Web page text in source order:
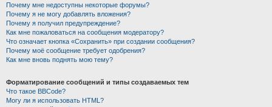
Почему мне недоступны некоторые форумы?
Почему я не могу добавлять вложения?
Почему я получил предупреждение?
Как мне пожаловаться на сообщения модератору?
Что означает кнопка «Сохранить» при создании сообщения?
Почему моё сообщение требует одобрения?
Как мне вновь поднять мою тему?
Форматирование сообщений и типы создаваемых тем
Что такое BBCode?
Могу ли я использовать HTML?